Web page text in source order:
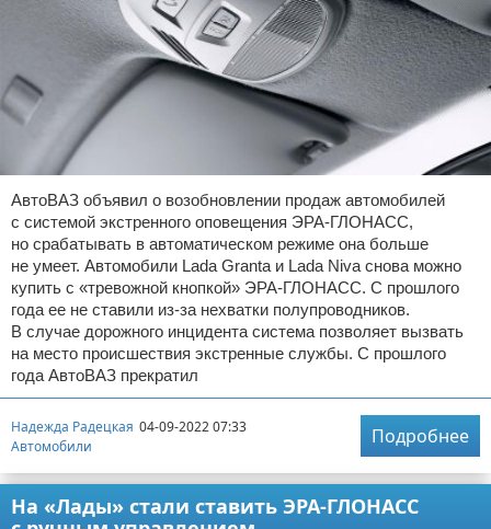
АвтоВАЗ объявил о возобновлении продаж автомобилей
с системой экстренного оповещения ЭРА-ГЛОНАСС,
но срабатывать в автоматическом режиме она больше
не умеет. Автомобили Lada Granta и Lada Niva снова можно
купить с «тревожной кнопкой» ЭРА-ГЛОНАСС. С прошлого
года ее не ставили из-за нехватки полупроводников.
В случае дорожного инцидента система позволяет вызвать
на место происшествия экстренные службы. С прошлого
года АвтоВАЗ прекратил
Надежда Радецкая 04-09-2022 07:33
Автомобили
Подробнее
На «Лады» стали ставить ЭРА-ГЛОНАСС